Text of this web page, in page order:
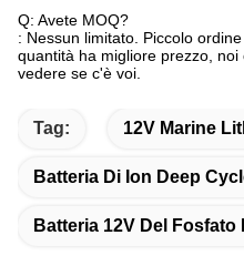
Q: Avete MOQ?
: Nessun limitato. Piccolo
quantità ha migliore prezzo,
vedere se c'è voi.
Tag: 12V Marine
Batteria Di Ion Deep
Batteria 12V Del